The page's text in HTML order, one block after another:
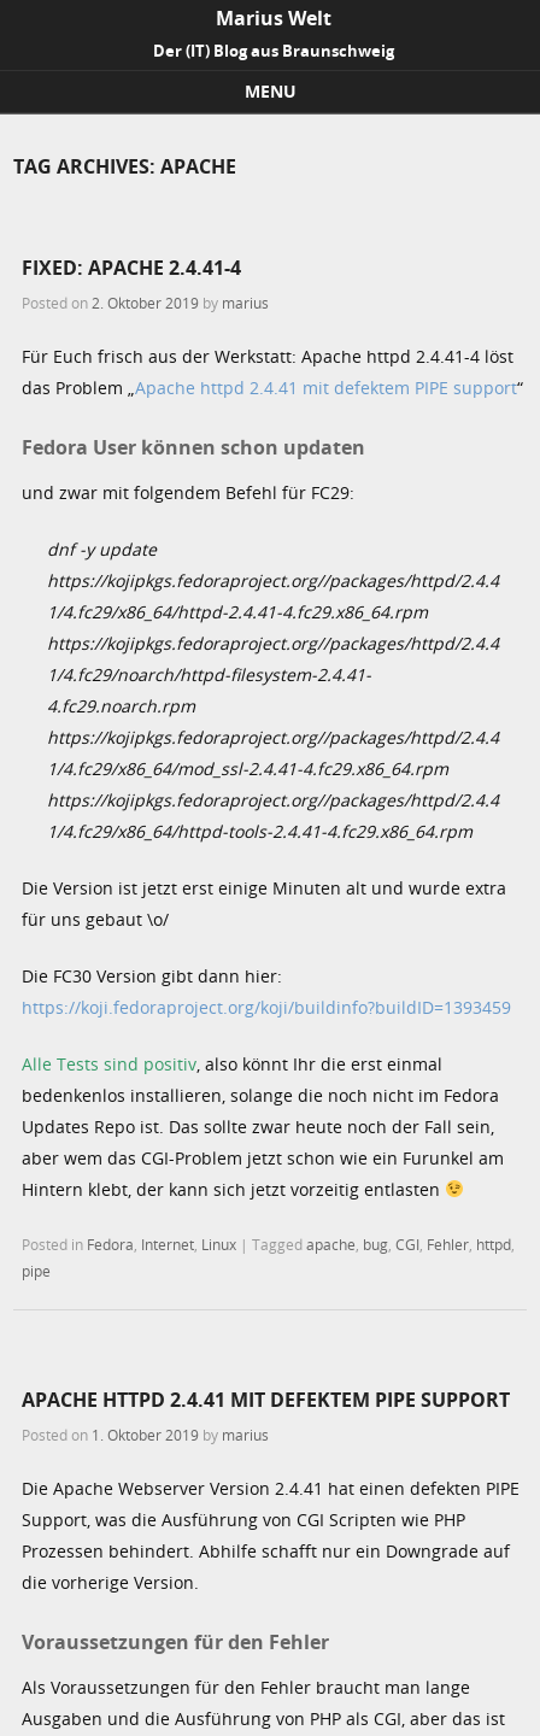
Marius Welt
Der (IT) Blog aus Braunschweig
MENU
TAG ARCHIVES:APACHE
FIXED: APACHE 2.4.41-4
Posted on 2. Oktober 2019 by marius
Für Euch frisch aus der Werkstatt: Apache httpd 2.4.41-4 löst
das Problem „Apache httpd 2.4.41 mit defektem PIPE support“
Fedora User können schon updaten
und zwar mit folgendem Befehl für FC29:
dnf -y update
https://kojipkgs.fedoraproject.org//packages/httpd/2.4.4
1/4.fc29/x86_64/httpd-2.4.41-4.fc29.x86_64.rpm
https://kojipkgs.fedoraproject.org//packages/httpd/2.4.4
1/4.fc29/noarch/httpd-filesystem-2.4.41-
4.fc29.noarch.rpm
https://kojipkgs.fedoraproject.org//packages/httpd/2.4.4
1/4.fc29/x86_64/mod_ssl-2.4.41-4.fc29.x86_64.rpm
https://kojipkgs.fedoraproject.org//packages/httpd/2.4.4
1/4.fc29/x86_64/httpd-tools-2.4.41-4.fc29.x86_64.rpm
Die Version ist jetzt erst einige Minuten alt und wurde extra
für uns gebaut \o/
Die FC30 Version gibt dann hier:
https://koji.fedoraproject.org/koji/buildinfo?buildID=1393459
Alle Tests sind positiv , also könnt Ihr die erst einmal
bedenkenlos installieren, solange die noch nicht im Fedora
Updates Repo ist. Das sollte zwar heute noch der Fall sein,
aber wem das CGI-Problem jetzt schon wie ein Furunkel am
Hintern klebt, der kann sich jetzt vorzeitig entlasten
Posted in Fedora Internet Linux |Taggedapache bug ,CGI Fehler httpd
pipe
APACHE HTTPD 2.4.41 MIT DEFEKTEM PIPE SUPPORT
Posted on 1. Oktober 2019 by marius
Die Apache Webserver Version 2.4.41 hat einen defekten PIPE
Support, was die Ausführung von CGI Scripten wie PHP
Prozessen behindert. Abhilfe schafft nur ein Downgrade auf
die vorherige Version.
Voraussetzungen für den Fehler
Als Voraussetzungen für den Fehler braucht man lange
Ausgaben und die Ausführung von PHP als CGI, aber das ist